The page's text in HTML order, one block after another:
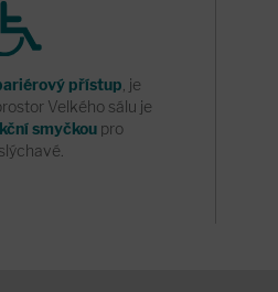
přístup , je
Velkého sálu je
smyčkoupro